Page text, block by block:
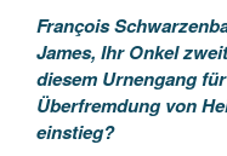
François
James, Ihr Onkel
diesem Urnengang
Überfremdung von
einstieg?